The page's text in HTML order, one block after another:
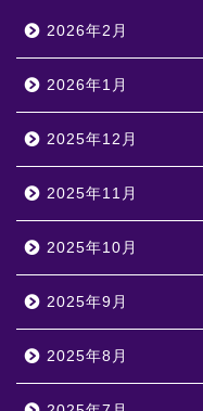
2026年2月
2026年1月
2025年12月
2025年11月
2025年10月
2025年9月
2025年8月